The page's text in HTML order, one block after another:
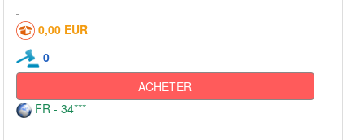
0,00 EUR
0
ACHETER
FR - 34***